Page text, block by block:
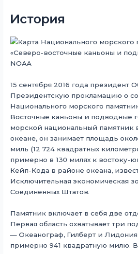
История
15 сентября 2016 года президент
Президентскую прокламацию о
Национального морского
Восточные каньоны и подводные
морской национальный памятник
океане, он занимает площадь
миль (12 724 квадратных
примерно в 130 милях к востоку-
Кейп-Кода в районе океана,
Исключительная экономическая
Соединенных Штатов.
Памятник включает в себя две
Первая область охватывает три
— Океанограф, Гилберт и
примерно 941 квадратную милю.